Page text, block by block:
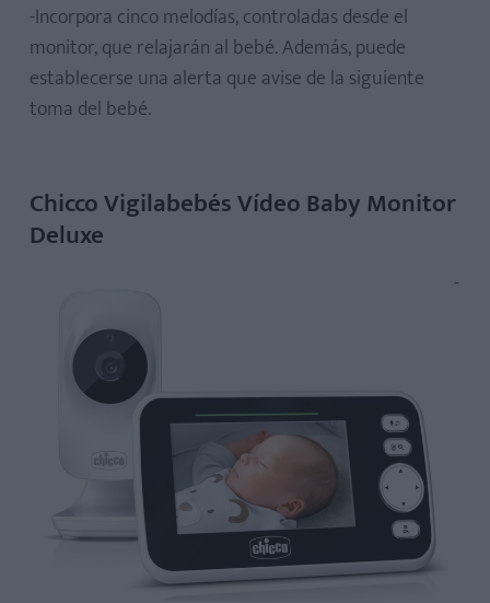
-Incorpora cinco melodías, controladas desde el
monitor, que relajarán al bebé. Además, puede
establecerse una alerta que avise de la siguiente
toma del bebé.
Chicco Vigilabebés Vídeo Baby Monitor
Deluxe
-